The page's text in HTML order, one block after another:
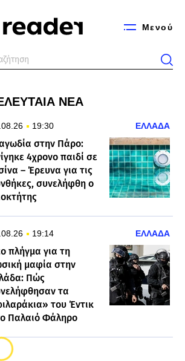
Μενού
ΝΕΑ
19:30 ΕΛΛΑΔΑ
στην Πάρο:
4χρονο παιδί σε
– Έρευνα για τις
συνελήφθη ο
19:14 ΕΛΛΑΔΑ
πλήγμα για τη
μαφία στην
Πώς
τα
του Έντικ
Παλαιό Φάληρο